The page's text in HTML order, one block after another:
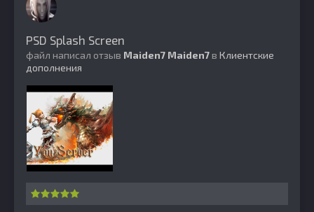
PSD Splash Screen
файл написал отзыв Maiden7 Maiden7в Клиентские
дополнения